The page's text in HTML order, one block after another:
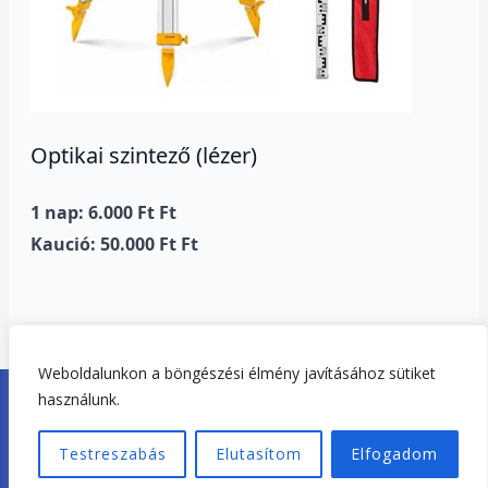
Weboldalunkon a böngészési élmény javításához sütiket
használunk.
Testreszabás Elutasítom Elfogadom
Optikai szintező (lézer)
1 nap: 6.000 Ft Ft
Kaució: 50.000 Ft Ft
Copyright © 2026. Tisza-tó Gépkölcsönző Tiszafüred |
Weboldal készítés:Tiszató-Webdesign